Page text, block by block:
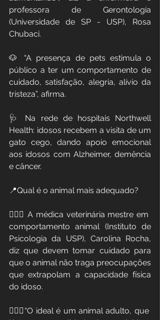
professora de Gerontologia
(Universidade de SP - USP), Rosa
Chubaci.
🐶 “A presença de pets estimula o
público a ter um comportamento de
cuidado, satisfação, alegria, alívio da
tristeza”, afirma.
🩺 Na rede de hospitais Northwell
Health: idosos recebem a visita de um
gato cego, dando apoio emocional
aos idosos com Alzheimer, demência
e câncer.
📍Qual é o animal mais adequado?
🧑🏼‍⚕️ A médica veterinária mestre em
comportamento animal (Instituto de
Psicologia da USP), Carolina Rocha,
diz que devem tomar cuidado para
que o animal não traga preocupações
que extrapolam a capacidade física
do idoso.
👩🏻‍⚕️“O ideal é um animal adulto, que